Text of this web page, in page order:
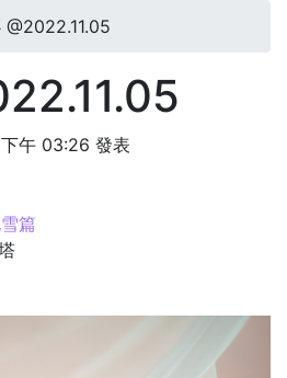
@2022.11.05
午 03:26 發表
篇